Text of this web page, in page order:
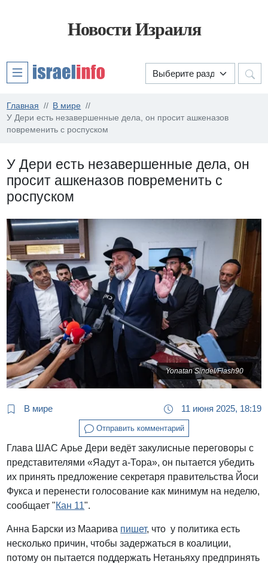
Новости Израиля
Главная
В мире
У Дери есть незавершенные дела, он просит ашкеназов
повременить с роспуском
У Дери есть незавершенные дела, он
просит ашкеназов повременить с
роспуском
Yonatan Sindel/Flash90
В мире 11 июня 2025, 18:19
Отправить комментарий
Глава ШАС Арье Дери ведёт закулисные переговоры с
представителями «Яадут а-Тора», он пытается убедить
их принять предложение секретаря правительства Йоси
Фукса и перенести голосование как минимум на неделю,
сообщает "Кан 11".
Анна Барски из Маарива пишет, что у политика есть
несколько причин, чтобы задержаться в коалиции,
потому он пытается поддержать Нетаньяху предпринять